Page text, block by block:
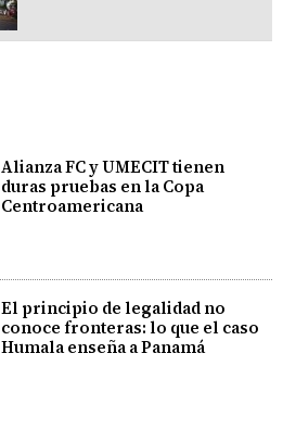
Alianza FC y UMECIT tienen
duras pruebas en la Copa
Centroamericana
El principio de legalidad no
conoce fronteras: lo que el caso
Humala enseña a Panamá